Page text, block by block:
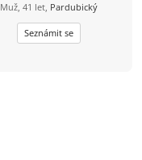
Muž, 41 let, Pardubický
Seznámit se